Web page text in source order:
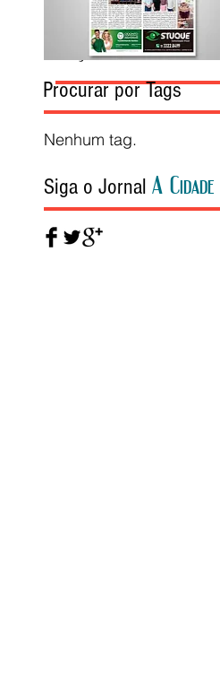
Edição da Semana
Procurar por Tags
Nenhum tag.
Siga o Jornal A Cidade